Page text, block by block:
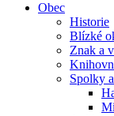
Obec
Historie
Blízké
Znak a
Spolky